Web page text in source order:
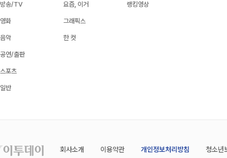
방송/TV
영화
음악
공연/출판
스포츠
일반
요즘, 이거
그래픽스
한 컷
랭킹영상
회사소개 이용약관 개인정보처리방침 청소년